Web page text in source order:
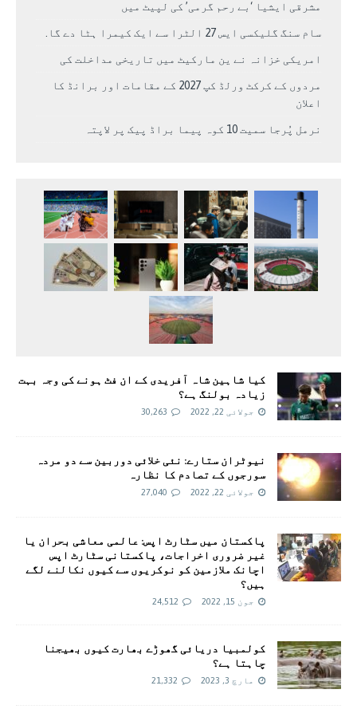
مشرقی ایشیا ‘بے رحم گرمی’ کی لپیٹ میں
سام سنگ گلیکسی ایس 27 الٹرا سے ایک کیمرا ہٹا دے گا.
امریکی خزانہ نے ین مارکیٹ میں تاریخی مداخلت کی
مردوں کے کرکٹ ورلڈ کپ 2027 کے مقامات اور برانڈ کا
اعلان
نرمل پُرجا سمیت 10 کوہ پیما براڈ پیک پر لاپتہ
کیا شاہین شاہ آفریدی کے ان فٹ ہونے کی وجہ بہت
زیادہ بولنگ ہے؟
جولائی 22, 2022 30,263
نیوٹران ستارے: نئی خلائی دوربین سے دو مردہ
سورجوں کے تصادم کا نظارہ
جولائی 22, 2022 27,040
پاکستان میں سٹارٹ اپس: عالمی معاشی بحران یا
غیر ضروری اخراجات، پاکستانی سٹارٹ اپس
اچانک ملازمین کو نوکریوں سے کیوں نکالنے لگے
ہیں؟
جون 15, 2022 24,512
کولمبیا دریائی گھوڑے بھارت کیوں بھیجنا
چاہتا ہے؟
مارچ 3, 2023 21,332